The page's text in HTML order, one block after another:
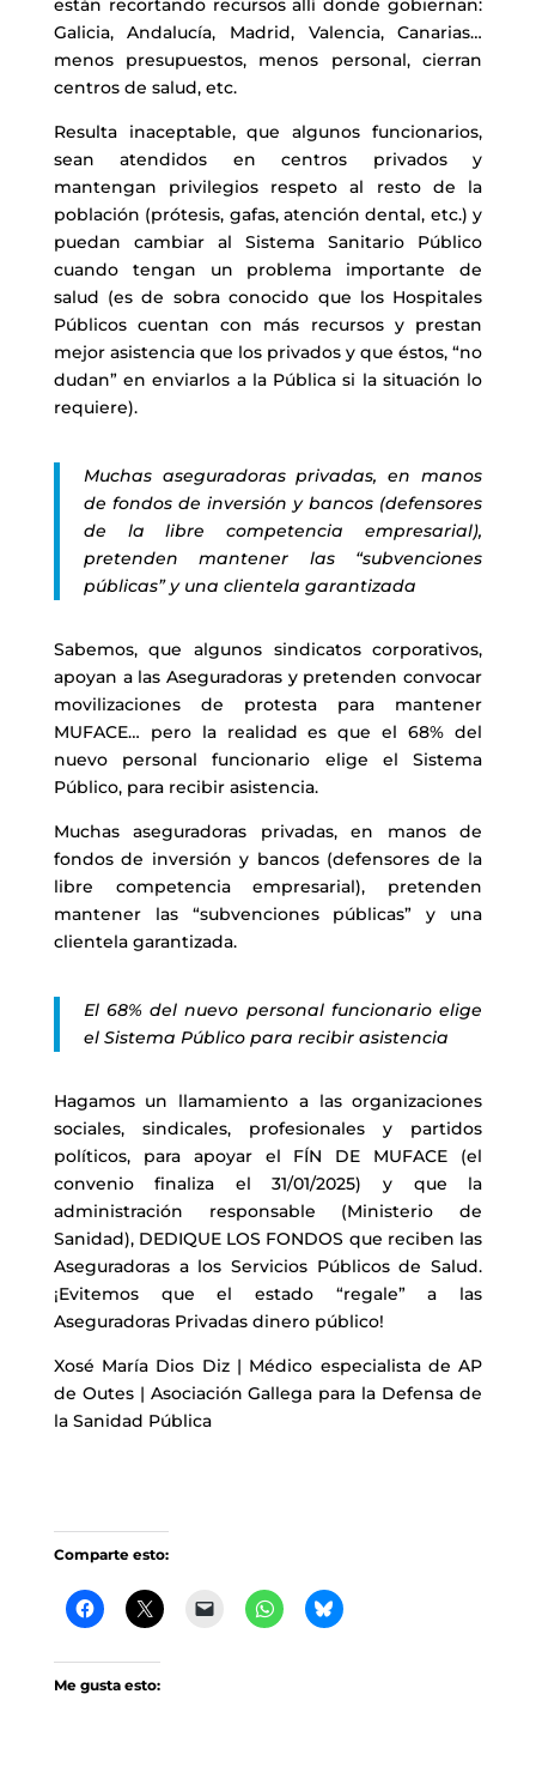
están recortando recursos allí donde gobiernan:
Galicia, Andalucía, Madrid, Valencia, Canarias…
menos presupuestos, menos personal, cierran
centros de salud, etc.
Resulta inaceptable, que algunos funcionarios,
sean atendidos en centros privados y
mantengan privilegios respeto al resto de la
población (prótesis, gafas, atención dental, etc.) y
puedan cambiar al Sistema Sanitario Público
cuando tengan un problema importante de
salud (es de sobra conocido que los Hospitales
Públicos cuentan con más recursos y prestan
mejor asistencia que los privados y que éstos, “no
dudan” en enviarlos a la Pública si la situación lo
requiere).
Muchas aseguradoras privadas, en manos
de fondos de inversión y bancos (defensores
de la libre competencia empresarial),
pretenden mantener las “subvenciones
públicas” y una clientela garantizada
Sabemos, que algunos sindicatos corporativos,
apoyan a las Aseguradoras y pretenden convocar
movilizaciones de protesta para mantener
MUFACE… pero la realidad es que el 68% del
nuevo personal funcionario elige el Sistema
Público, para recibir asistencia.
Muchas aseguradoras privadas, en manos de
fondos de inversión y bancos (defensores de la
libre competencia empresarial), pretenden
mantener las “subvenciones públicas” y una
clientela garantizada.
El 68% del nuevo personal funcionario elige
el Sistema Público para recibir asistencia
Hagamos un llamamiento a las organizaciones
sociales, sindicales, profesionales y partidos
políticos, para apoyar el FÍN DE MUFACE (el
convenio finaliza el 31/01/2025) y que la
administración responsable (Ministerio de
Sanidad), DEDIQUE LOS FONDOS que reciben las
Aseguradoras a los Servicios Públicos de Salud.
¡Evitemos que el estado “regale” a las
Aseguradoras Privadas dinero público!
Xosé María Dios Diz | Médico especialista de AP
de Outes | Asociación Gallega para la Defensa de
la Sanidad Pública
Comparte esto:
Me gusta esto: